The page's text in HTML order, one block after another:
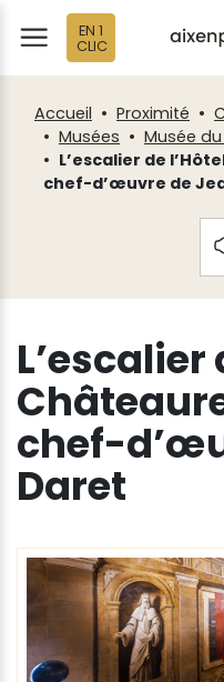
EN 1
CLIC
Accueil Proximité
Musées
Musée du
L’escalier de
chef-d’œuvre de
L’escalier
chef-
Daret
Fenêtre
de
chat
Panneau de gestion des